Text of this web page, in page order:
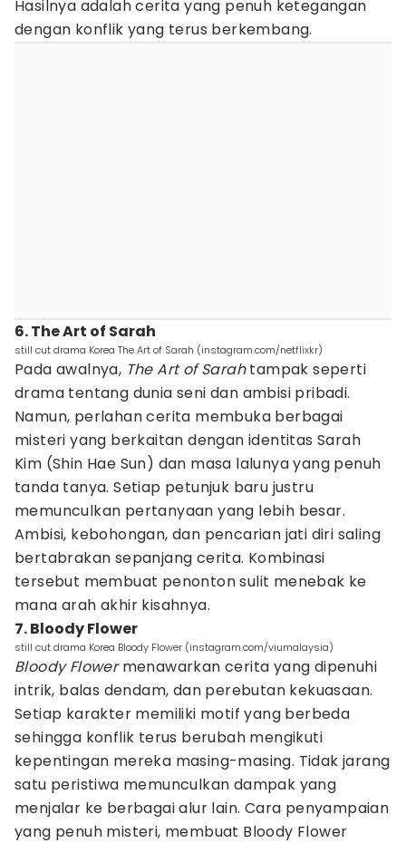
Hasilnya adalah cerita yang penuh ketegangan
dengan konflik yang terus berkembang.
6. The Art of Sarah
still cut drama Korea The Art of Sarah (instagram.com/netflixkr)
Pada awalnya, The Art of Sarahtampak seperti
drama tentang dunia seni dan ambisi pribadi.
Namun, perlahan cerita membuka berbagai
misteri yang berkaitan dengan identitas Sarah
Kim (Shin Hae Sun) dan masa lalunya yang penuh
tanda tanya. Setiap petunjuk baru justru
memunculkan pertanyaan yang lebih besar.
Ambisi, kebohongan, dan pencarian jati diri saling
bertabrakan sepanjang cerita. Kombinasi
tersebut membuat penonton sulit menebak ke
mana arah akhir kisahnya.
7. Bloody Flower
still cut drama Korea Bloody Flower (instagram.com/viumalaysia)
Bloody Flowermenawarkan cerita yang dipenuhi
intrik, balas dendam, dan perebutan kekuasaan.
Setiap karakter memiliki motif yang berbeda
sehingga konflik terus berubah mengikuti
kepentingan mereka masing-masing. Tidak jarang
satu peristiwa memunculkan dampak yang
menjalar ke berbagai alur lain. Cara penyampaian
yang penuh misteri, membuat Bloody Flower